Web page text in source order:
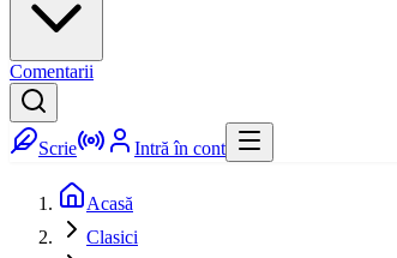
Comentarii
Scrie Intră în cont
Acasă
Clasici